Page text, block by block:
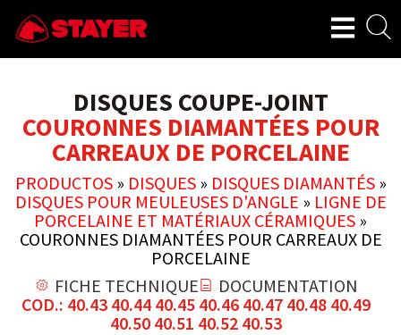
DISQUES COUPE-JOINT
COURONNES DIAMANTÉES POUR
CARREAUX DE PORCELAINE
PRODUCTOS» DISQUES» DISQUES DIAMANTÉS»
DISQUES POUR MEULEUSES D'ANGLE » LIGNE DE
PORCELAINE ET MATÉRIAUX CÉRAMIQUES »
COURONNES DIAMANTÉES POUR CARREAUX DE
PORCELAINE
FICHE TECHNIQUE
DOCUMENTATION
COD.: 40.43 40.44 40.45 40.46 40.47 40.48 40.49
40.50 40.51 40.52 40.53